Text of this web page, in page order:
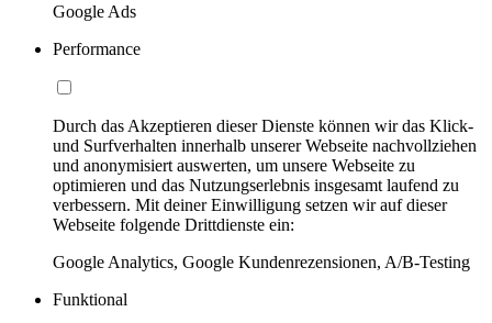
Google Ads
Performance
Durch das Akzeptieren dieser Dienste können wir das Klick-
und Surfverhalten innerhalb unserer Webseite nachvollziehen
und anonymisiert auswerten, um unsere Webseite zu
optimieren und das Nutzungserlebnis insgesamt laufend zu
verbessern. Mit deiner Einwilligung setzen wir auf dieser
Webseite folgende Drittdienste ein:
Google Analytics, Google Kundenrezensionen, A/B-Testing
Funktional